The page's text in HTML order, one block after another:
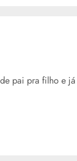
pai pra filho e